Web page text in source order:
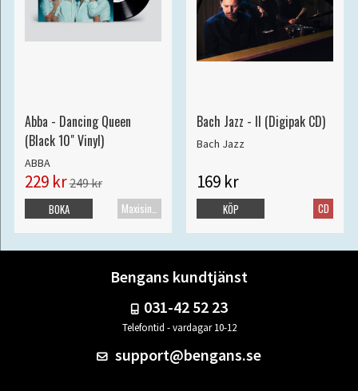
Abba - Dancing Queen
(Black 10" Vinyl)
ABBA
229 kr249 kr
Maxisingel
BOKA
Bach Jazz - II (Digipak CD)
Bach Jazz
169 kr
CD
KÖP
Bengans kundtjänst
031-42 52 23
Telefontid - vardagar 10-12
support@bengans.se